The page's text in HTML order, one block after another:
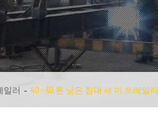
일러 40 - 60 톤 낮은 침대 세 미 트레일러